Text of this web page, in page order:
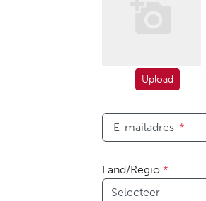
Upload
E-mailadres *
Land/Regio *